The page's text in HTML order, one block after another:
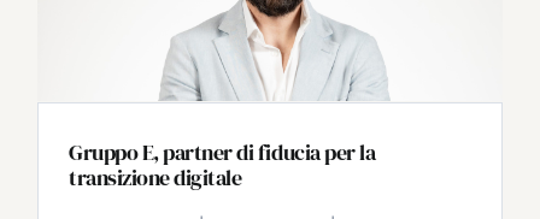
Gruppo E, partner di fiducia per la
transizione digitale